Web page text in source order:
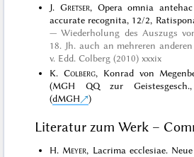
J. Gretser, Opera omnia
accurate recognita, 12/2,
Wiederholung des Auszugs
18. Jh. auch an mehreren
v. Edd. Colberg (2010) xxxix
K.Colberg, Konrad von
(MGH QQ zur
(dMGH )
Literatur zum Werk –
H. Meyer, Lacrima ecclesiae.